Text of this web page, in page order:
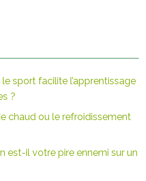
sport facilite l’apprentissage
?
chaud ou le refroidissement
est-il votre pire ennemi sur un